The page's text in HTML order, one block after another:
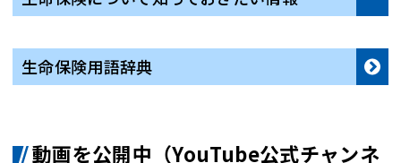
生命保険用語辞典
動画を公開中（YouTube公式チャンネ